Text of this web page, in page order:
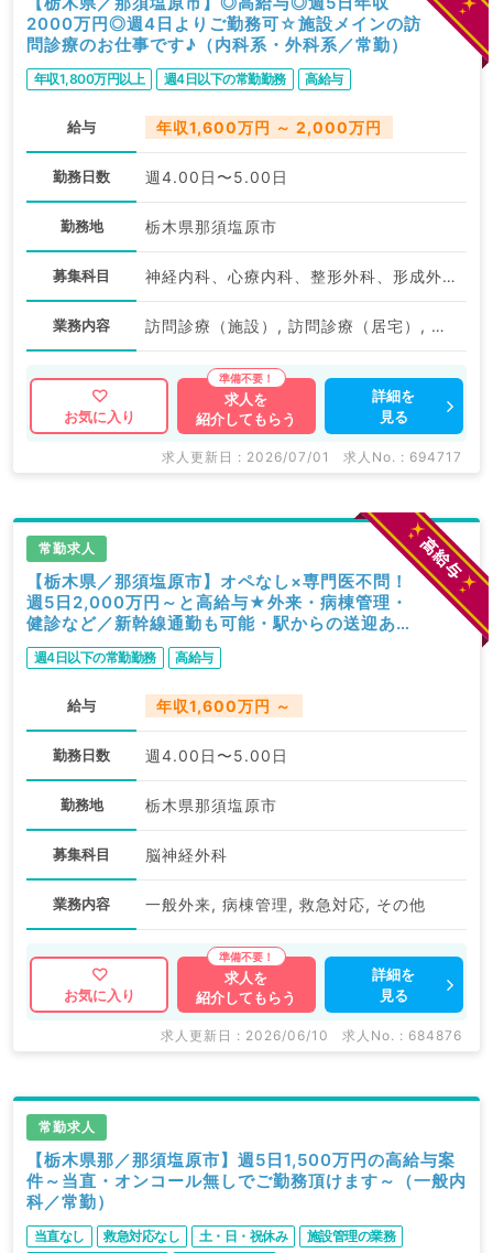
2000万円◎週4日よりご勤務可☆施設メインの訪
問診療のお仕事です♪（内科系・外科系／常勤）
年収1,800万円以上 週4日以下の常勤勤務 高給与
給与 年収1,600万円 ～ 2,000万円
勤務日数 週4.00日〜5.00日
勤務地 栃木県那須塩原市
募集科目 神経内科、心療内科、整形外科、形成外科、美容外科、脳神経外科、呼吸器外科、心臓血管外科、小児外科、一般内科、循環器内科、呼吸器内科、消化器内科、内分泌・代謝内科、腎臓内科、老年内科、外科系全般、一般外科、消化器外科、乳腺外科、スポーツ整形外科、大腸・肛門外科、脊髄・脊椎外科
業務内容 訪問診療（施設）, 訪問診療（居宅）, その他
お気に入り
求人を
紹介してもらう
詳細を
見る
求人更新日 : 2026/07/01 求人No. : 694717
常勤求人
【栃木県／那須塩原市】オペなし×専門医不問！
週5日2,000万円～と高給与★外来・病棟管理・
健診など／新幹線通勤も可能・駅からの送迎あり
♪（脳神経外科／常勤）
週4日以下の常勤勤務 高給与
給与 年収1,600万円 ～
勤務日数 週4.00日〜5.00日
勤務地 栃木県那須塩原市
募集科目 脳神経外科
業務内容 一般外来, 病棟管理, 救急対応, その他
お気に入り
求人を
紹介してもらう
詳細を
見る
求人更新日 : 2026/06/10 求人No. : 684876
常勤求人
【栃木県那／那須塩原市】週5日1,500万円の高給与案
件～当直・オンコール無しでご勤務頂けます～（一般内
科／常勤）
当直なし 救急対応なし 土・日・祝休み
施設管理の業務